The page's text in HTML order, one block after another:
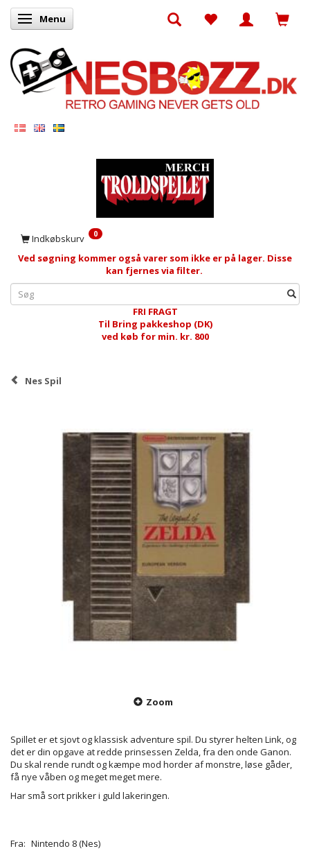
Skifte navigation
Menu
Indkøbskurv 0
Ved søgning kommer også varer som ikke er på lager. Disse
kan fjernes via filter.
FRI FRAGT
Til Bring pakkeshop (DK)
ved køb for min. kr. 800
Nes Spil
Zoom
Spillet er et sjovt og klassisk adventure spil. Du styrer helten Link, og
det er din opgave at redde prinsessen Zelda, fra den onde Ganon.
Du skal rende rundt og kæmpe mod horder af monstre, løse gåder,
få nye våben og meget meget mere.
Har små sort prikker i guld lakeringen.
Fra: Nintendo 8 (Nes)